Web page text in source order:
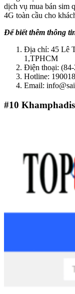
dịch vụ mua bán sim
4G toàn cầu cho
Để biết thêm thông
Địa chỉ: 45 Lê
1,TPHCM
Điện thoại:
Hotline:
Email:
#10